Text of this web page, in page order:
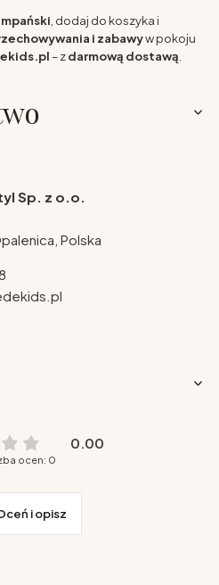
, dodaj do koszyka i
i zabawyw pokoju
– zdarmową dostawą
Sp. z o.o.
Polska
0.00
ocen: 0
i opisz